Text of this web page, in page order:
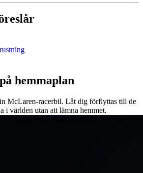
hemmaplan
McLaren-racerbil. Låt dig förflyttas till de
i världen utan att lämna hemmet.